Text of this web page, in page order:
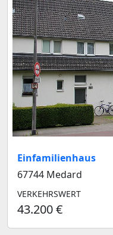
Einfamilienhaus
67744 Medard
VERKEHRSWERT
43.200 €